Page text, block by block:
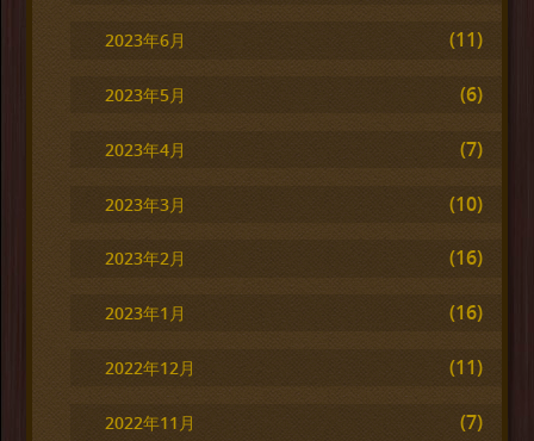
2023年6月 (11)
2023年5月 (6)
2023年4月 (7)
2023年3月 (10)
2023年2月 (16)
2023年1月 (16)
2022年12月 (11)
2022年11月 (7)